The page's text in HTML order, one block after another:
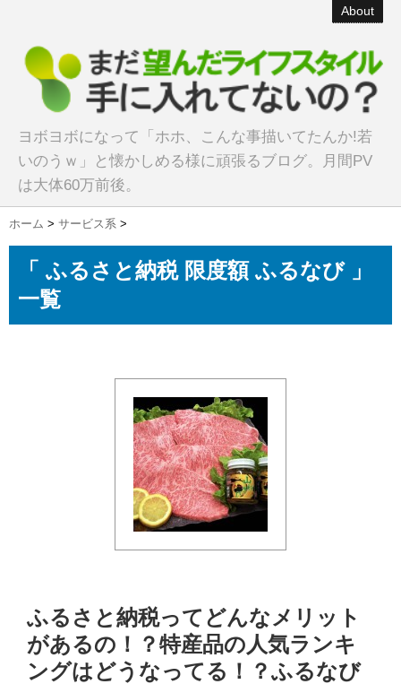
About
ヨボヨボになって「ホホ、こんな事描いてたんか!若
いのうｗ」と懐かしめる様に頑張るブログ。月間PV
は大体60万前後。
ホーム > サービス系 >
「 ふるさと納税 限度額 ふるなび 」
一覧
ふるさと納税ってどんなメリット
があるの！？特産品の人気ランキ
ングはどうなってる！？ふるなび